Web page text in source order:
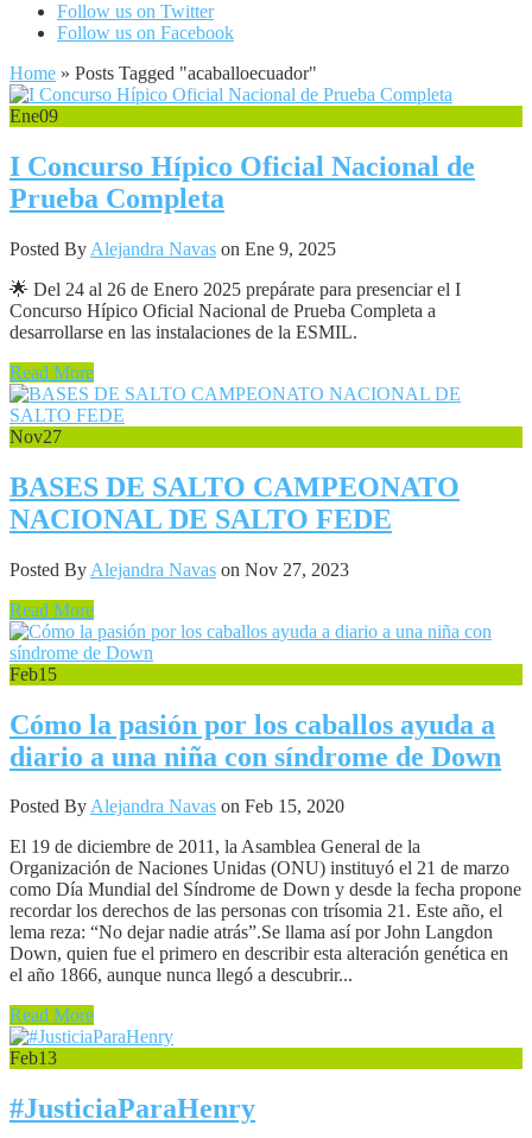
Follow us on Twitter
Follow us on Facebook
Home » Posts Tagged "acaballoecuador"
Ene09
I Concurso Hípico Oficial Nacional de
Prueba Completa
Posted By Alejandra Navas on Ene 9, 2025
🌟 Del 24 al 26 de Enero 2025 prepárate para presenciar el I
Concurso Hípico Oficial Nacional de Prueba Completa a
desarrollarse en las instalaciones de la ESMIL.
Read More
Nov27
BASES DE SALTO CAMPEONATO
NACIONAL DE SALTO FEDE
Posted By Alejandra Navas on Nov 27, 2023
Read More
Feb15
Cómo la pasión por los caballos ayuda a
diario a una niña con síndrome de Down
Posted ByAlejandra Navas on Feb 15, 2020
El 19 de diciembre de 2011, la Asamblea General de la
Organización de Naciones Unidas (ONU) instituyó el 21 de marzo
como Día Mundial del Síndrome de Down y desde la fecha propone
recordar los derechos de las personas con trísomia 21. Este año, el
lema reza: “No dejar nadie atrás”.Se llama así por John Langdon
Down, quien fue el primero en describir esta alteración genética en
el año 1866, aunque nunca llegó a descubrir...
Read More
Feb13
#JusticiaParaHenry